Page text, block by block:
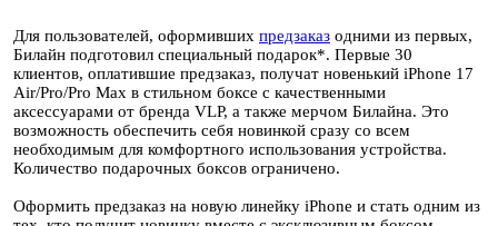
Для пользователей, оформивших предзаказ одними из первых,
Билайн подготовил специальный подарок*. Первые 30
клиентов, оплатившие предзаказ, получат новенький iPhone 17
Air/Pro/Pro Max в стильном боксе с качественными
аксессуарами от бренда VLP, а также мерчом Билайна. Это
возможность обеспечить себя новинкой сразу со всем
необходимым для комфортного использования устройства.
Количество подарочных боксов ограничено.
Оформить предзаказ на новую линейку iPhone и стать одним из